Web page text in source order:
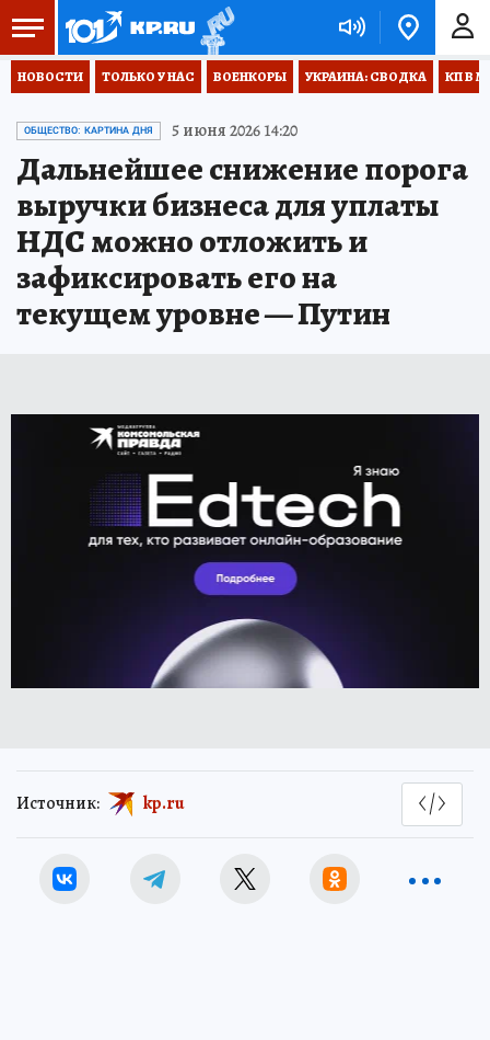
НОВОСТИ ТОЛЬКО У НАС ВОЕНКОРЫ УКРАИНА: СВОДКА КП В
ОБЩЕСТВО: КАРТИНА ДНЯ 5 июня 2026 14:20
Дальнейшее снижение порога
выручки бизнеса для уплаты
НДС можно отложить и
зафиксировать его на
текущем уровне — Путин
Источник: kp.ru